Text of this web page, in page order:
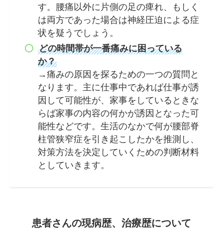
す。腰痛以外に片側の足の痺れ、もしく
は両方であった場合は神経圧迫による症
状を疑うでしょう。
どの時間帯が一番痛みに困っている
か？
→痛みの原因を探るための一つの質問と
なります。主に仕事中であれば仕事が誘
因して可能性が、家事をしているときな
らば家事の内容の何かが誘因となった可
能性などです。生活のなかで何が腰部脊
柱管狭窄症を引き起こしたかを推測し、
対策方法を決定していくための判断材料
としていきます。
患者さんの現病歴、治療歴について